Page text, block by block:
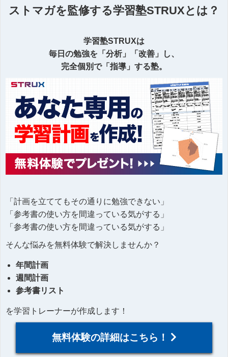
ストマガを監修する学習塾STRUXとは？
学習塾STRUXは
毎日の勉強を「分析」「改善」し、
完全個別で「指導」する塾。
「計画を立ててもその通りに勉強できない」
「参考書の使い方を間違っている気がする」
「参考書の使い方を間違っている気がする」
そんな悩みを無料体験で解決しませんか？
年間計画
週間計画
参考書リスト
を学習トレーナーが作成します！
無料体験の詳細はこちら！